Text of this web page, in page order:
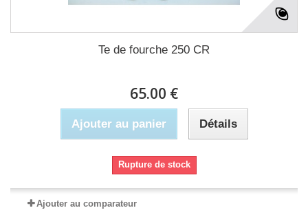
Te de fourche 250 CR
65.00 €
Ajouter au panier Détails
Rupture de stock
Ajouter au comparateur